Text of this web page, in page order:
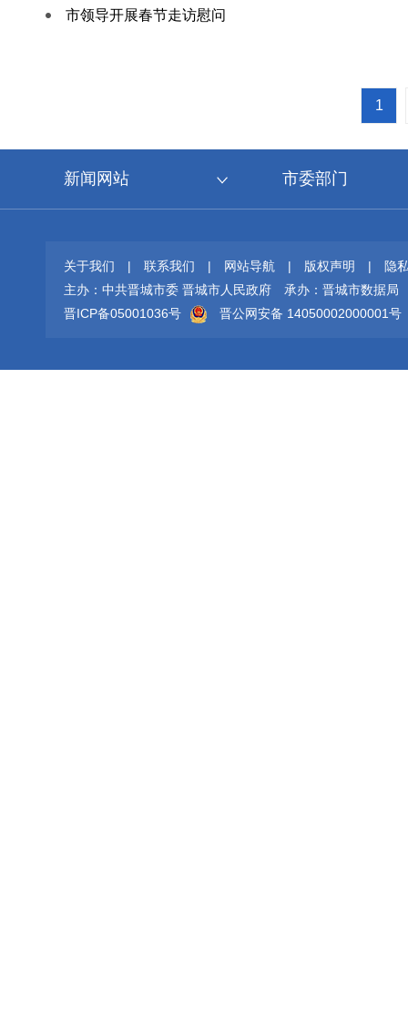
市领导开展春节走访慰问
1
新闻网站 市委部门
关于我们 | 联系我们 | 网站导航 | 版权声明 |
隐
主办：中共晋城市委 晋城市人民政府
承办：晋城市数据局
晋ICP备05001036号
晋公网安备 14050002000001号